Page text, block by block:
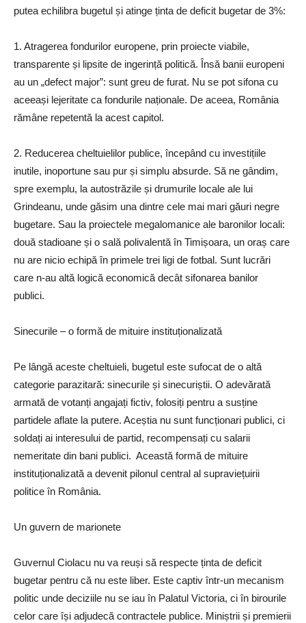
putea echilibra bugetul și atinge ținta de deficit bugetar de 3%:
1. Atragerea fondurilor europene, prin proiecte viabile,
transparente și lipsite de ingerință politică. Însă banii europeni
au un „defect major”: sunt greu de furat. Nu se pot sifona cu
aceeași lejeritate ca fondurile naționale. De aceea, România
rămâne repetentă la acest capitol.
2. Reducerea cheltuielilor publice, începând cu investițiile
inutile, inoportune sau pur și simplu absurde. Să ne gândim,
spre exemplu, la autostrăzile și drumurile locale ale lui
Grindeanu, unde găsim una dintre cele mai mari găuri negre
bugetare. Sau la proiectele megalomanice ale baronilor locali:
două stadioane și o sală polivalentă în Timișoara, un oraș care
nu are nicio echipă în primele trei ligi de fotbal. Sunt lucrări
care n-au altă logică economică decât sifonarea banilor
publici.
Sinecurile – o formă de mituire instituționalizată
Pe lângă aceste cheltuieli, bugetul este sufocat de o altă
categorie parazitară: sinecurile și sinecuriștii. O adevărată
armată de votanți angajați fictiv, folosiți pentru a susține
partidele aflate la putere. Aceștia nu sunt funcționari publici, ci
soldați ai interesului de partid, recompensați cu salarii
nemeritate din bani publici. Această formă de mituire
instituționalizată a devenit pilonul central al supraviețuirii
politice în România.
Un guvern de marionete
Guvernul Ciolacu nu va reuși să respecte ținta de deficit
bugetar pentru că nu este liber. Este captiv într-un mecanism
politic unde deciziile nu se iau în Palatul Victoria, ci în birourile
celor care își adjudecă contractele publice. Miniștrii și premierii